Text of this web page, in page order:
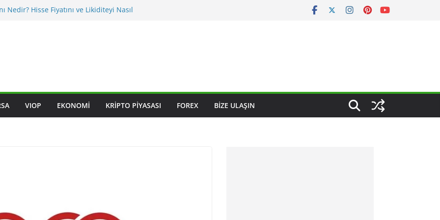
Nedir? Hisse Fiyatını ve Likiditeyi Nasıl
BIST Hisselerini Nasıl Etkiler?
Hisseleri Nasıl Etkiler?
Nedir? Sektörel Rotasyon Nasıl Takip
VIOP EKONOMI KRIPTO PIYASASI FOREX BIZE ULAŞIN